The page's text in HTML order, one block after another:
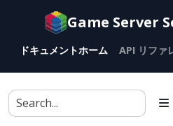
Documentation
agents
Game Server
ドキュメントホーム API リファ